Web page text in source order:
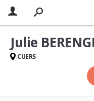
Julie
CUERS